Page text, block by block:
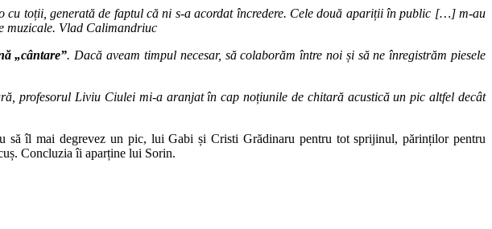
cu toții, generată de faptul că ni s-a acordat încredere. Cele două apariții în public […] m-au
muzicale. Vlad Calimandriuc
„cântare”. Dacă aveam timpul necesar, să colaborăm între noi și să ne înregistrăm piesele
profesorul Liviu Ciulei mi-a aranjat în cap noțiunile de chitară acustică un pic altfel decât
îl mai degrevez un pic, lui Gabi și Cristi Grădinaru pentru tot sprijinul, părinților pentru
Concluzia îi aparține lui Sorin.